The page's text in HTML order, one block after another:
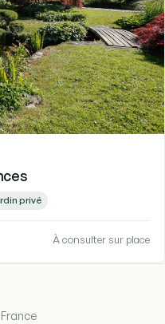
privé
À consulter sur place